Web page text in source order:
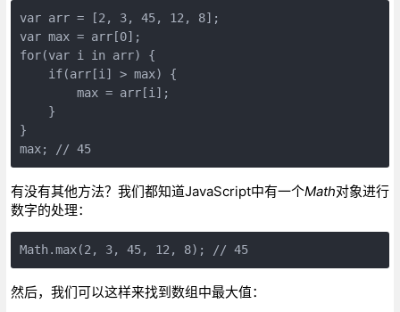
var arr = [2, 3, 45, 12, 8];
var max = arr[0];
for(var i in arr) {
    if(arr[i] > max) {
        max = arr[i];
    }
}
max; // 45
有没有其他方法？我们都知道JavaScript中有一个Math对象进行
数字的处理：
Math.max(2, 3, 45, 12, 8); // 45
然后，我们可以这样来找到数组中最大值：